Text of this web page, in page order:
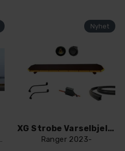
2016 +
XG Strobe Varselbjelke 1200 | Dørklemmer
Ranger 2023-